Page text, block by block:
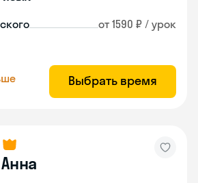
от 1590 ₽ / урок
Выбрать время
Анна